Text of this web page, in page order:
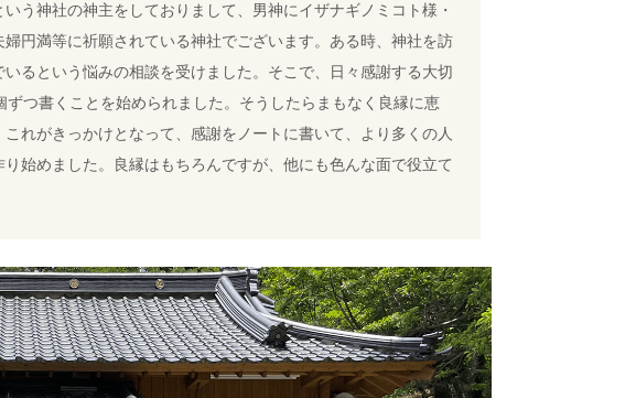
う神社の神主をしておりまして、男神にイザナギノミコト様・
円満等に祈願されている神社でございます。ある時、神社を訪
るという悩みの相談を受けました。そこで、日々感謝する大切
つ書くことを始められました。そうしたらまもなく良縁に恵
れがきっかけとなって、感謝をノートに書いて、より多くの人
始めました。良縁はもちろんですが、他にも色んな面で役立て